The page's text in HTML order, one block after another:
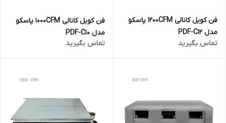
فن کویل کانالی 1200CFM پاسکو
مدل PDF-C12
تماس بگیرید
فن کویل کانالی 1000CFM پاسکو
مدل PDF-C10
تماس بگیرید